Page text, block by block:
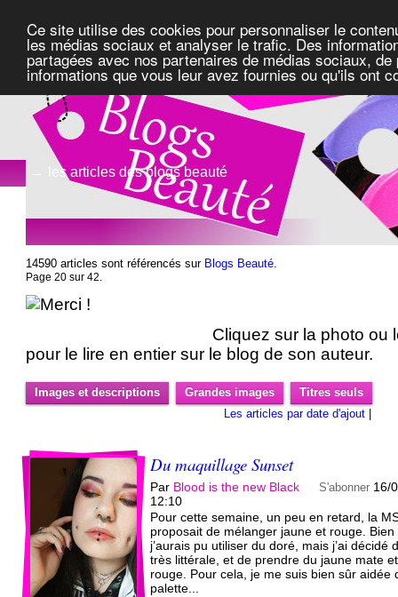
Ce site utilise des cookies pour personnaliser le
les médias sociaux et analyser le trafic. Des
partagées avec nos partenaires de médias sociaux,
informations que vous leur avez fournies ou qu'ils ont
→ les articles des blogs beauté
14590 articles sont référencés sur Blogs Beauté
Page 20 sur 42.
Cliquez sur la photo ou
pour le lire en entier sur le blog de son auteur.
Images et descriptions Grandes images
Titres seuls
Les articles par date d'ajout
Du maquillage Sunset
Par Blood is the new Black S'abonner 16/
12:10
Pour cette semaine, un peu en retard, la
proposait de mélanger jaune et rouge. Bien
j’aurais pu utiliser du doré, mais j’ai décidé
très littérale, et de prendre du jaune mate
rouge. Pour cela, je me suis bien sûr aidée
palette...